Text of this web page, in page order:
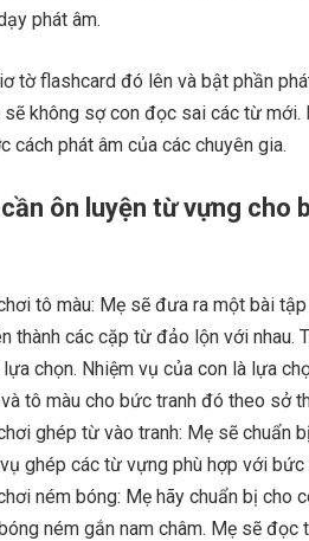
phát âm.
tờ flashcard đó lên và bật phần
không sợ con đọc sai các từ mới.
phát âm của các chuyên gia.
ôn luyện từ vựng cho
tô màu: Mẹ sẽ đưa ra một bài
thành các cặp từ đảo lộn với nhau.
chọn. Nhiệm vụ của con là lựa
tô màu cho bức tranh đó theo sở
ghép từ vào tranh: Mẹ sẽ chuẩn
ghép các từ vựng phù hợp với bức
ném bóng: Mẹ hãy chuẩn bị cho
ném gắn nam châm. Mẹ sẽ đọc